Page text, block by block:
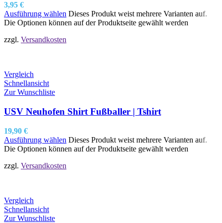
3,95 €
Ausführung wählen Dieses Produkt weist mehrere Varianten auf.
Die Optionen können auf der Produktseite gewählt werden
zzgl. Versandkosten
Vergleich
Schnellansicht
Zur Wunschliste
USV Neuhofen Shirt Fußballer | Tshirt
19,90 €
Ausführung wählen Dieses Produkt weist mehrere Varianten auf.
Die Optionen können auf der Produktseite gewählt werden
zzgl. Versandkosten
Vergleich
Schnellansicht
Zur Wunschliste